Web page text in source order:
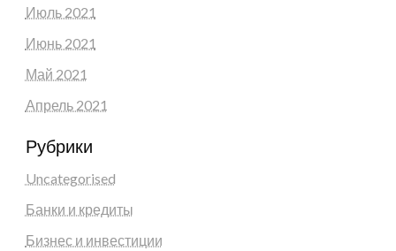
Июль 2021
Июнь 2021
Май 2021
Апрель 2021
Рубрики
Uncategorised
Банки и кредиты
Бизнес и инвестиции